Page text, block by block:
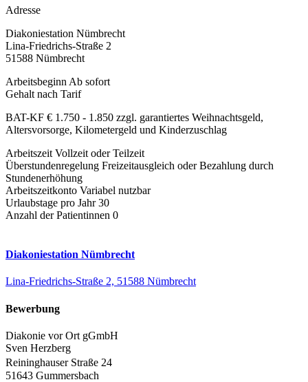
Adresse
Diakoniestation Nümbrecht
Lina-Friedrichs-Straße 2
51588 Nümbrecht
Arbeitsbeginn Ab sofort
Gehalt nach Tarif
BAT-KF € 1.750 - 1.850 zzgl. garantiertes Weihnachtsgeld,
Altersvorsorge, Kilometergeld und Kinderzuschlag
Arbeitszeit Vollzeit oder Teilzeit
Überstundenregelung Freizeitausgleich oder Bezahlung durch
Stundenerhöhung
Arbeitszeitkonto Variabel nutzbar
Urlaubstage pro Jahr30
Anzahl der Patientinnen 0
Diakoniestation Nümbrecht
Lina-Friedrichs-Straße 2, 51588 Nümbrecht
Bewerbung
Diakonie vor Ort gGmbH
Sven Herzberg
Reininghauser Straße 24
51643 Gummersbach